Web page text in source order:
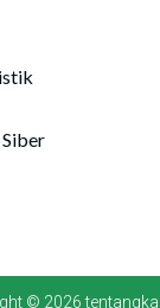
© 2026